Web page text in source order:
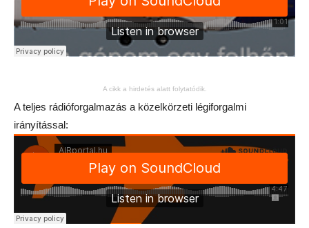
A cikk a hirdetés alatt folytatódik.
A teljes rádióforgalmazás a közelkörzeti légiforgalmi
irányítással: